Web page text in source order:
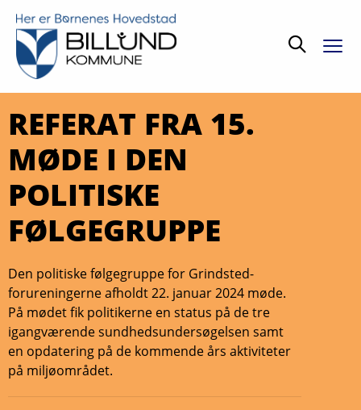
Søg
REFERAT FRA 15.
MØDE I DEN
POLITISKE
FØLGEGRUPPE
Den politiske følgegruppe for Grindsted-
forureningerne afholdt 22. januar 2024 møde.
På mødet fik politikerne en status på de tre
igangværende sundhedsundersøgelsen samt
en opdatering på de kommende års aktiviteter
på miljøområdet.